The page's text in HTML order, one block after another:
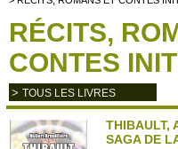
RÉCITS,
CONTES
> TOUS LES LIVRES
THIBAULT,
SAGA DE